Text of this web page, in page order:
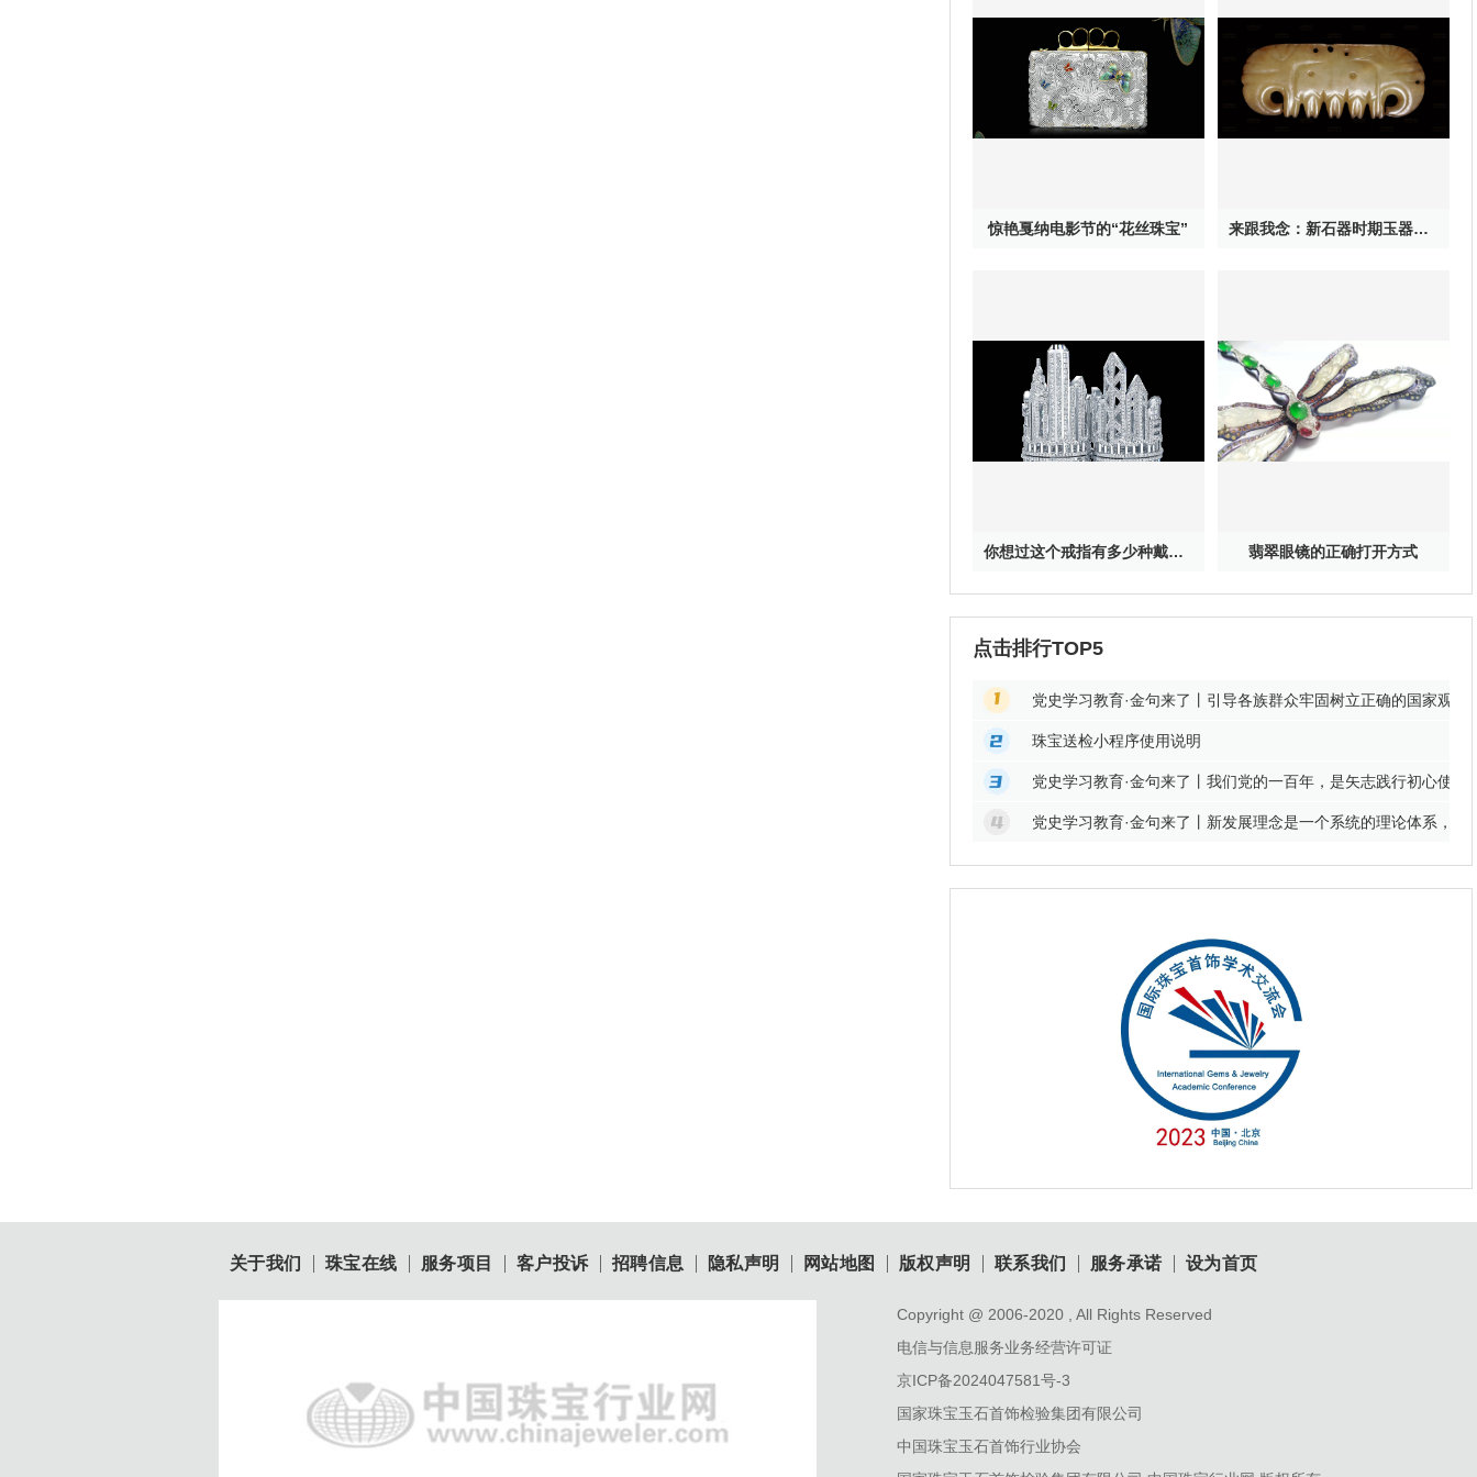
惊艳戛纳电影节的“花丝珠宝” 来跟我念：新石器时期玉器其实特神奇
你想过这个戒指有多少种戴法吗？ 翡翠眼镜的正确打开方式
点击排行TOP5
党史学习教育·金句来了丨引导各族群众牢固树立正确的国家观
珠宝送检小程序使用说明
党史学习教育·金句来了丨我们党的一百年，是矢志践行初心使
党史学习教育·金句来了丨新发展理念是一个系统的理论体系，
关于我们 珠宝在线 服务项目 客户投诉 招聘信息 隐私声明 网站地图 版权声明 联系我们 服务承诺 设为首页
Copyright @ 2006-2020 , All Rights Reserved
电信与信息服务业务经营许可证
京ICP备2024047581号-3
国家珠宝玉石首饰检验集团有限公司
中国珠宝玉石首饰行业协会